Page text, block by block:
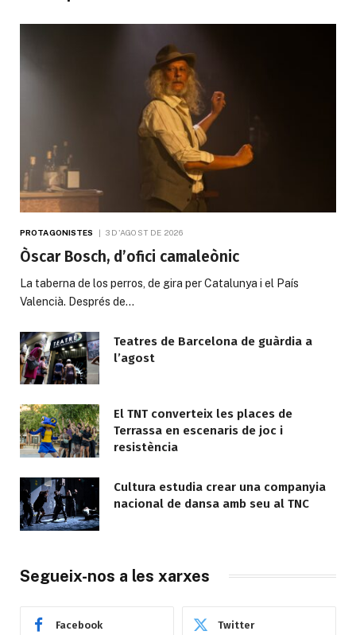
PROTAGONISTES 3 D'AGOST DE 2026
Òscar Bosch, d’ofici camaleònic
La taberna de los perros, de gira per Catalunya i el País
Valencià. Després de…
Teatres de Barcelona de guàrdia a
l’agost
El TNT converteix les places de
Terrassa en escenaris de joc i
resistència
Cultura estudia crear una companyia
nacional de dansa amb seu al TNC
Segueix-nos a les xarxes
Facebook Twitter